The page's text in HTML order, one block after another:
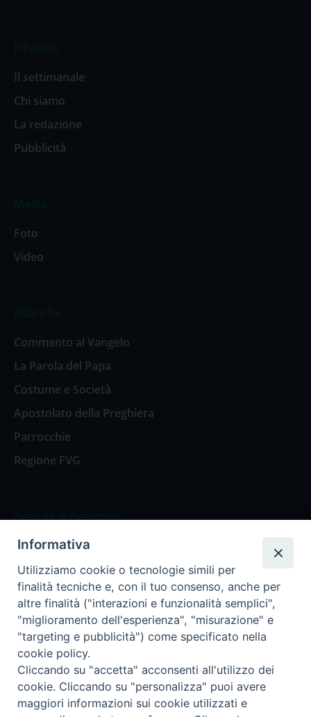
Il settimanale
Chi siamo
La redazione
Pubblicità
Foto
Video
Commento al Vangelo
La Parola del Papa
Costume e Società
Apostolato della Preghiera
Parrocchie
Regione FVG
Agenda del vescovo
Agenda del vescovo
Privacy Policy Trasparenza
Termini e Condizioni
Informativa per il trattamento dei dati personali
Informativa
Utilizziamo cookie o tecnologie simili per
finalità tecniche e, con il tuo consenso, anche per
altre finalità ("interazioni e funzionalità semplici",
"miglioramento dell'esperienza", "misurazione" e
"targeting e pubblicità") come specificato nella
cookie policy.
Cliccando su "accetta" acconsenti all'utilizzo dei
cookie. Cliccando su "personalizza" puoi avere
maggiori informazioni sui cookie utilizzati e